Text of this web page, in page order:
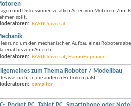
und Diskussionen zu allen Arten von Motoren.
sollt.
BASTIUniversal
rund um den mechanischen Aufbau eines Roboters
bis zum Antrieb
BASTIUniversal , HannoHupmann
zum Thema Roboter / Modellbau
was nicht in die anderen Rubriken paßt
damaltor